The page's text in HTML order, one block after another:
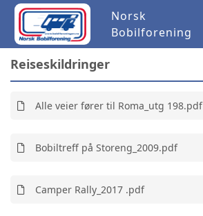
Norsk
Bobilforening
Reiseskildringer
Alle veier fører til Roma_utg 198.pdf
Bobiltreff på Storeng_2009.pdf
Camper Rally_2017 .pdf